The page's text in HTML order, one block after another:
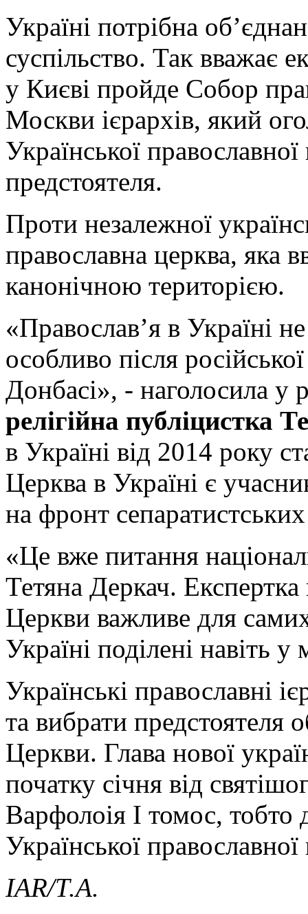
Україні потрібна
суспільство. Так вважає
у Києві пройде Собор
Москви ієрархів, який
Української православної
предстоятеля.
Проти незалежної
православна церква, яка
канонічною територією.
«Православ’я в Україні
особливо після
Донбасі», - наголосила у
релігійна публіцистка
в Україні від 2014 року
Церква в Україні є
на фронт
«Це вже питання
Тетяна Деркач.
Церкви важливе для
Україні поділені навіть
Українські православні
та вибрати предстоятеля
Церкви. Глава нової
початку січня від
Варфолоія І томос,
Української
IAR/Т.А.